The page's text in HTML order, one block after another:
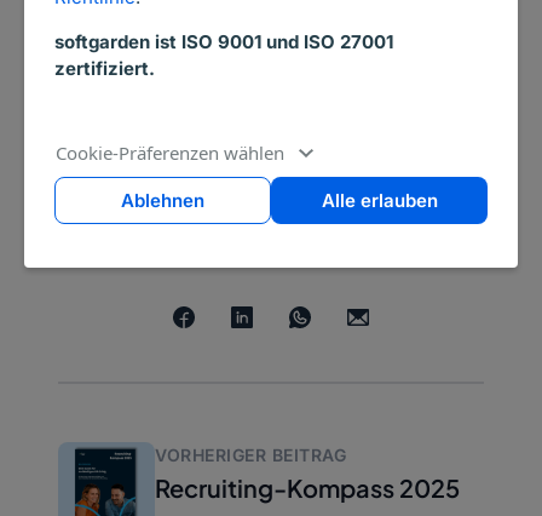
softgarden ist ISO 9001 und ISO 27001
zertifiziert.
Cookie-Präferenzen wählen
Ablehnen Alle erlauben
94% zufriedene
VORHERIGER BEITRAG
Recruiting-Kompass 2025